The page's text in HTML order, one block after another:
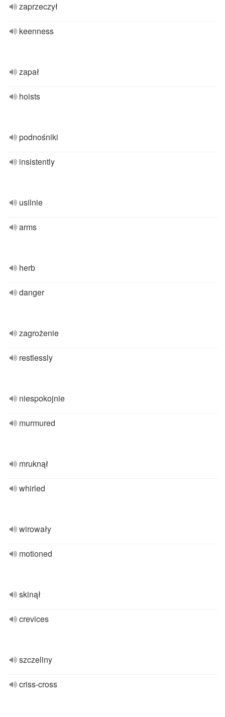
zaprzeczył
keenness
zapał
hoists
podnośniki
insistently
usilnie
arms
herb
danger
zagrożenie
restlessly
niespokojnie
murmured
mruknął
whirled
wirowały
motioned
skinął
crevices
szczeliny
criss-cross